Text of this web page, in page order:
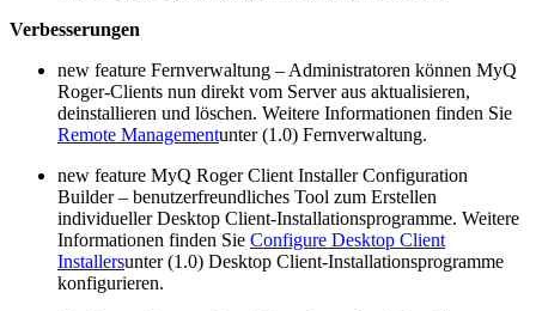
Verbesserungen
new feature Fernverwaltung – Administratoren können MyQ
Roger-Clients nun direkt vom Server aus aktualisieren,
deinstallieren und löschen. Weitere Informationen finden Sie
Remote Managementunter (1.0) Fernverwaltung.
new feature MyQ Roger Client Installer Configuration
Builder – benutzerfreundliches Tool zum Erstellen
individueller Desktop Client-Installationsprogramme. Weitere
Informationen finden Sie Configure Desktop Client
Installersunter (1.0) Desktop Client-Installationsprogramme
konfigurieren.